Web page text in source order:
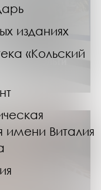
изданиях
«Кольский
имени Виталия
Ольги